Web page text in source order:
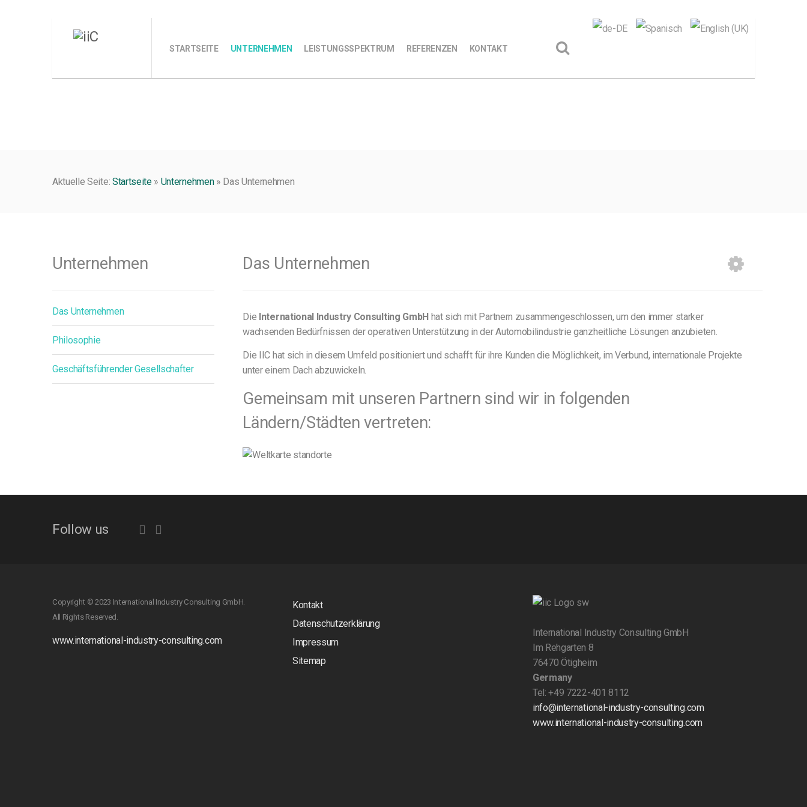
STARTSEITE UNTERNEHMEN LEISTUNGSSPEKTRUM REFERENZEN KONTAKT
Aktuelle Seite: Startseite» Unternehmen» Das Unternehmen
Unternehmen
Das Unternehmen
Philosophie
Geschäftsführender Gesellschafter
Das Unternehmen
Die International Industry Consulting GmbH hat sich mit Partnern zusammengeschlossen, um den immer starker
wachsenden Bedürfnissen der operativen Unterstützung in der Automobilindustrie ganzheitliche Lösungen anzubieten.
Die IIC hat sich in diesem Umfeld positioniert und schafft für ihre Kunden die Möglichkeit, im Verbund, internationale Projekte
unter einem Dach abzuwickeln.
Gemeinsam mit unseren Partnern sind wir in folgenden
Ländern/Städten vertreten:
Follow us
Copyright © 2023 International Industry Consulting GmbH.
All Rights Reserved.
www.international-industry-consulting.com
Kontakt
Datenschutzerklärung
Impressum
Sitemap
International Industry Consulting GmbH
Im Rehgarten 8
76470 Ötigheim
Germany
Tel: +49 7222-401 8112
info@international-industry-consulting.com
www.international-industry-consulting.com